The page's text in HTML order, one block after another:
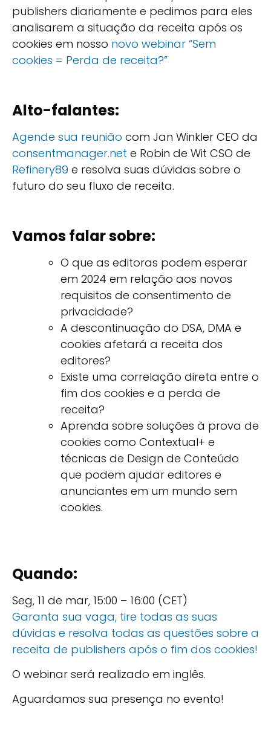
publishers diariamente e pedimos para eles
analisarem a situação da receita após os
cookies em nosso novo webinar “Sem
cookies = Perda de receita?”
Alto-falantes:
Agende sua reunião com Jan Winkler CEO da
consentmanager.net e Robin de Wit CSO de
Refinery89 e resolva suas dúvidas sobre o
futuro do seu fluxo de receita.
Vamos falar sobre:
O que as editoras podem esperar
em 2024 em relação aos novos
requisitos de consentimento de
privacidade?
A descontinuação do DSA, DMA e
cookies afetará a receita dos
editores?
Existe uma correlação direta entre o
fim dos cookies e a perda de
receita?
Aprenda sobre soluções à prova de
cookies como Contextual+ e
técnicas de Design de Conteúdo
que podem ajudar editores e
anunciantes em um mundo sem
cookies.
Quando:
Seg, 11 de mar, 15:00 – 16:00 (CET)
Garanta sua vaga, tire todas as suas
dúvidas e resolva todas as questões sobre a
receita de publishers após o fim dos cookies!
O webinar será realizado em inglês.
Aguardamos sua presença no evento!